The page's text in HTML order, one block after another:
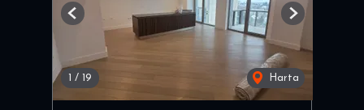
1 / 19 Harta
Previous Next